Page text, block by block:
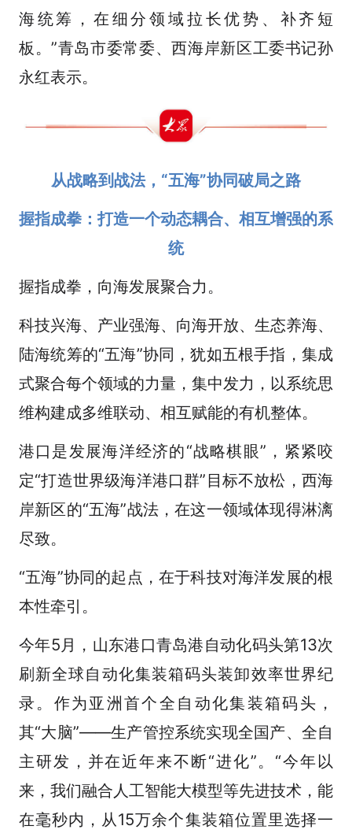
海统筹，在细分领域拉长优势、补齐短
板。”青岛市委常委、西海岸新区工委书记孙
永红表示。
从战略到战法，“五海”协同破局之路
握指成拳：打造一个动态耦合、相互增强的系
统
握指成拳，向海发展聚合力。
科技兴海、产业强海、向海开放、生态养海、
陆海统筹的“五海”协同，犹如五根手指，集成
式聚合每个领域的力量，集中发力，以系统思
维构建成多维联动、相互赋能的有机整体。
港口是发展海洋经济的“战略棋眼”，紧紧咬
定“打造世界级海洋港口群”目标不放松，西海
岸新区的“五海”战法，在这一领域体现得淋漓
尽致。
“五海”协同的起点，在于科技对海洋发展的根
本性牵引。
今年5月，山东港口青岛港自动化码头第13次
刷新全球自动化集装箱码头装卸效率世界纪
录。作为亚洲首个全自动化集装箱码头，
其“大脑”——生产管控系统实现全国产、全自
主研发，并在近年来不断“进化”。“今年以
来，我们融合人工智能大模型等先进技术，能
在毫秒内，从15万余个集装箱位置里选择一